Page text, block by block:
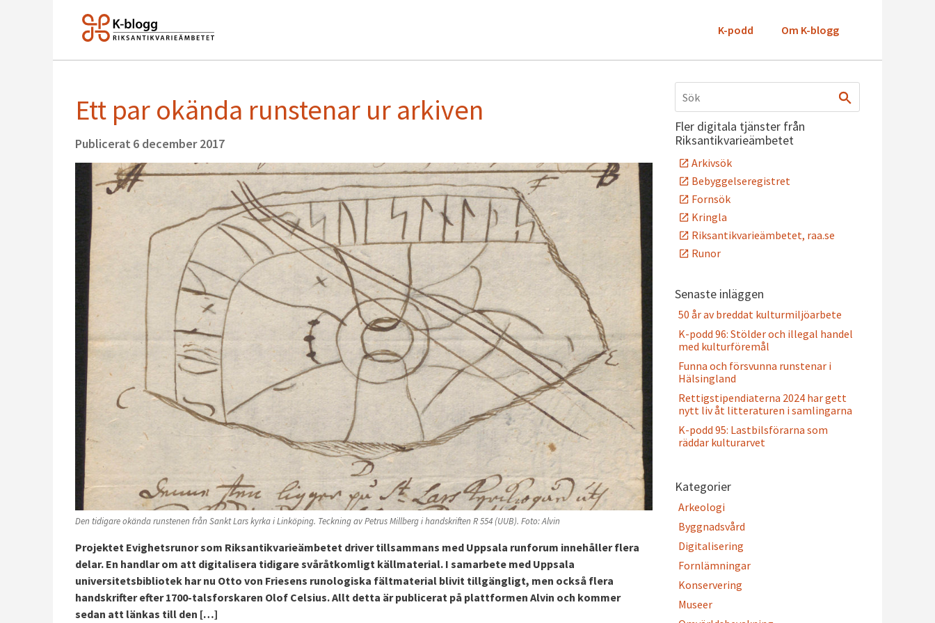
K-podd Om K-blogg
Ett par okända runstenar ur arkiven
Publicerat 6 december 2017
Den tidigare okända runstenen från Sankt Lars kyrka i Linköping. Teckning av Petrus Millberg i handskriften R 554 (UUB). Foto: Alvin
Projektet Evighetsrunor som Riksantikvarieämbetet driver tillsammans med Uppsala runforum innehåller flera
delar. En handlar om att digitalisera tidigare svåråtkomligt källmaterial. I samarbete med Uppsala
universitetsbibliotek har nu Otto von Friesens runologiska fältmaterial blivit tillgängligt, men också flera
handskrifter efter 1700-talsforskaren Olof Celsius. Allt detta är publicerat på plattformen Alvin och kommer
sedan att länkas till den […]
Fler digitala tjänster från
Riksantikvarieämbetet
Arkivsök
Bebyggelseregistret
Fornsök
Kringla
Riksantikvarieämbetet, raa.se
Runor
Senaste inläggen
50 år av breddat kulturmiljöarbete
K-podd 96: Stölder och illegal handel
med kulturföremål
Funna och försvunna runstenar i
Hälsingland
Rettigstipendiaterna 2024 har gett
nytt liv åt litteraturen i samlingarna
K-podd 95: Lastbilsförarna som
räddar kulturarvet
Kategorier
Arkeologi
Byggnadsvård
Digitalisering
Fornlämningar
Konservering
Museer